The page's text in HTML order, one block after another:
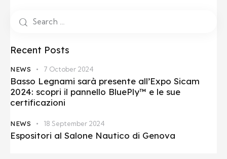
Recent Posts
NEWS 7 October 2024
Basso Legnami sarà presente all’Expo Sicam
2024: scopri il pannello BluePly™ e le sue
certificazioni
NEWS 18 September 2024
Espositori al Salone Nautico di Genova